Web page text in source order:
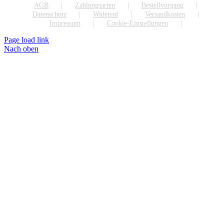
AGB Zahlungsarten
Bestellvorgang
Datenschutz
Widerruf
Versandkosten
Impressum
Cookie-Einstellungen
Page load link
Nach oben